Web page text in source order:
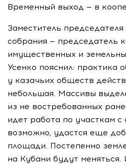
Временный выход — в
Заместитель
собрания — председатель
имущественных и
Усенко пояснил: практика
у казачьих обществ
небольшая. Массивы
из не востребованных
идет работа по участкам с
возможно, удастся еще
площади. Постепенно
на Кубани будут меняться.